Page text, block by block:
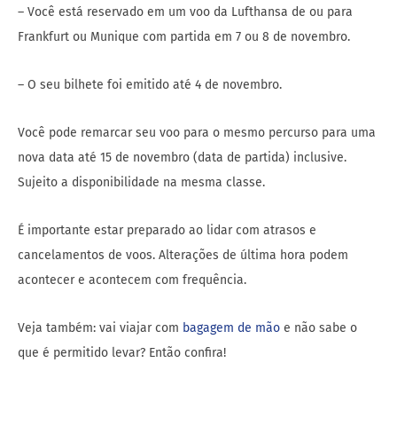
– Você está reservado em um voo da Lufthansa de ou para
Frankfurt ou Munique com partida em 7 ou 8 de novembro.
– O seu bilhete foi emitido até 4 de novembro.
Você pode remarcar seu voo para o mesmo percurso para uma
nova data até 15 de novembro (data de partida) inclusive.
Sujeito a disponibilidade na mesma classe.
É importante estar preparado ao lidar com atrasos e
cancelamentos de voos. Alterações de última hora podem
acontecer e acontecem com frequência.
Veja também: vai viajar com bagagem de mão e não sabe o
que é permitido levar? Então confira!